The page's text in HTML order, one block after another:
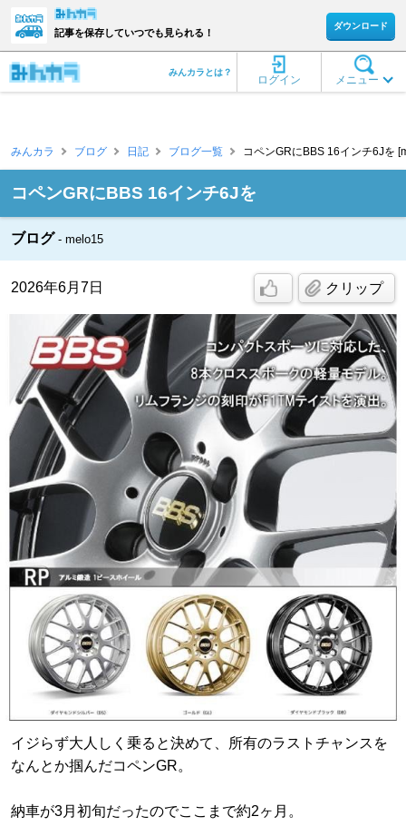
記事を保存していつでも見られる！
ダウンロード
メニュー
ログイン
みんカラとは？
みんカラ ブログ 日記 ブログ一覧 コペンGRにBBS 16インチ6Jを
コペンGRにBBS 16インチ6Jを
ブログ melo15
2026年6月7日 クリップ
イジらず大人しく乗ると決めて、所有のラストチャンスを
なんとか掴んだコペンGR。
納車が3月初旬だったのでここまで約2ヶ月。